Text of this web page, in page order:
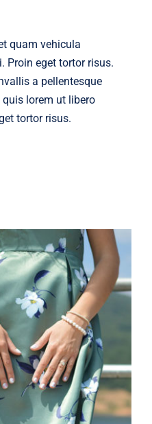
quam vehicula
Proin eget tortor risus.
a pellentesque
lorem ut libero
tortor risus.
Dress